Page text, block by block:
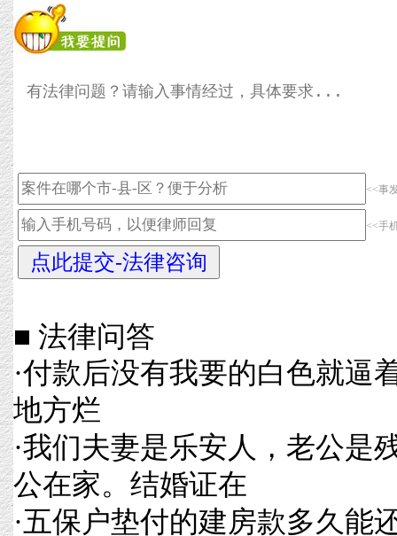
<<事
<<手
■ 法律问答
·付款后没有我要的白色就逼
地方烂
·我们夫妻是乐安人，老公是
公在家。结婚证在
·五保户垫付的建房款多久能